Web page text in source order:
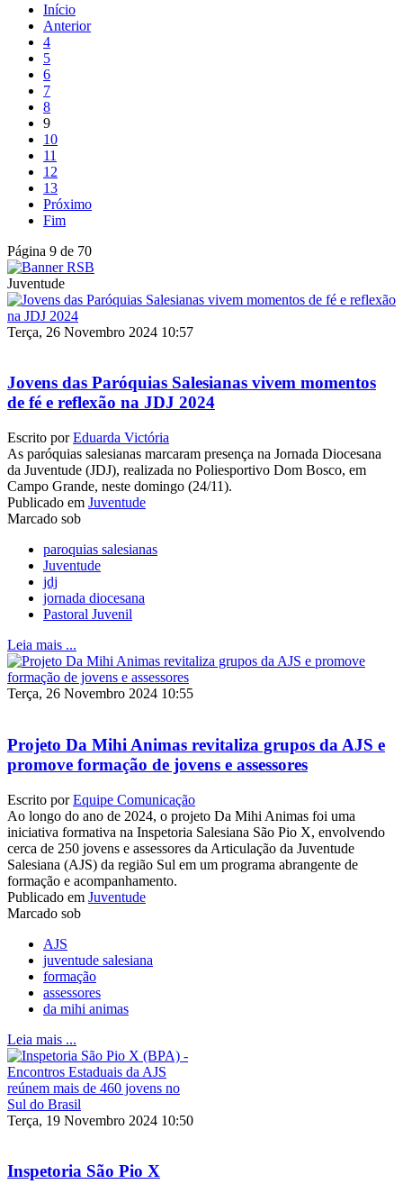
Início
Anterior
4
5
6
7
8
9
10
11
12
13
Próximo
Fim
Página 9 de 70
Juventude
Terça, 26 Novembro 2024 10:57
Jovens das Paróquias Salesianas vivem momentos
de fé e reflexão na JDJ 2024
Escrito porEduarda Victória
As paróquias salesianas marcaram presença na Jornada Diocesana
da Juventude (JDJ), realizada no Poliesportivo Dom Bosco, em
Campo Grande, neste domingo (24/11).
Publicado em Juventude
Marcado sob
paroquias salesianas
Juventude
jdj
jornada diocesana
Pastoral Juvenil
Leia mais ...
Terça, 26 Novembro 2024 10:55
Projeto Da Mihi Animas revitaliza grupos da AJS e
promove formação de jovens e assessores
Escrito porEquipe Comunicação
Ao longo do ano de 2024, o projeto Da Mihi Animas foi uma
iniciativa formativa na Inspetoria Salesiana São Pio X, envolvendo
cerca de 250 jovens e assessores da Articulação da Juventude
Salesiana (AJS) da região Sul em um programa abrangente de
formação e acompanhamento.
Publicado em Juventude
Marcado sob
AJS
juventude salesiana
formação
assessores
da mihi animas
Leia mais ...
Terça, 19 Novembro 2024 10:50
Inspetoria São Pio X